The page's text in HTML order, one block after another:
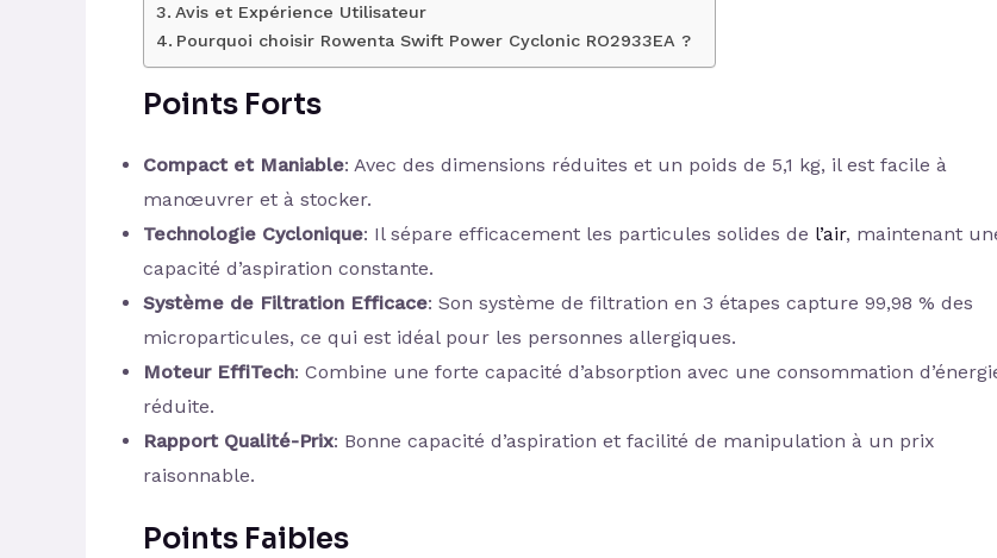
Avis et Expérience Utilisateur
Pourquoi choisir Rowenta Swift Power Cyclonic ‎RO2933EA ?
Points Forts
Compact et Maniable: Avec des dimensions réduites et un poids de 5,1 kg, il est facile à
manœuvrer et à stocker.
Technologie Cyclonique: Il sépare efficacement les particules solides de l’air, maintenant
capacité d’aspiration constante.
Système de Filtration Efficace: Son système de filtration en 3 étapes capture 99,98 % des
microparticules, ce qui est idéal pour les personnes allergiques.
Moteur EffiTech: Combine une forte capacité d’absorption avec une consommation
réduite.
Rapport Qualité-Prix: Bonne capacité d’aspiration et facilité de manipulation à un prix
raisonnable.
Points Faibles